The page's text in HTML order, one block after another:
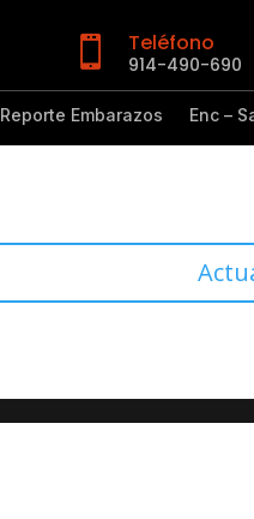
 Teléfono
914-490-690
Reporte Embarazos Enc –